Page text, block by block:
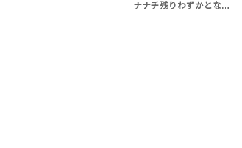
ナナチ残りわずかとな…